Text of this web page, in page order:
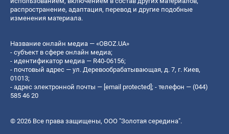
распространение, адаптация, перевод и другие подобные
изменения материала.
Название онлайн медиа — «OBOZ.UA»
- субъект в сфере онлайн медиа;
- идентификатор медиа — R40-06156;
- почтовый адрес — ул. Деревообрабатывающая, д. 7, г. Киев,
01013;
- адрес электронной почты — [email protected]; - телефон — (044)
585 46 20
© 2026 Все права защищены, ООО "Золотая середина".